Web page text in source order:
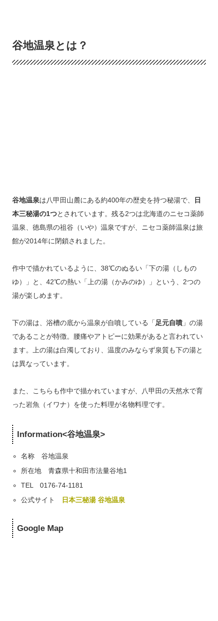
谷地温泉とは？
谷地温泉は八甲田山麓にある約400年の歴史を持つ秘湯で、
日
本三秘湯の1つとされています。残る2つは北海道のニセコ薬師
温泉、徳島県の祖谷（いや）温泉ですが、ニセコ薬師温泉は旅
館が2014年に閉鎖されました。
作中で描かれているように、38℃のぬるい「下の湯（しもの
ゆ）」と、42℃の熱い「上の湯（かみのゆ）」という、2つの
湯が楽しめます。
下の湯は、浴槽の底から温泉が自噴している「 足元自噴」の湯
であることが特徴。腰痛やアトピーに効果があると言われてい
ます。上の湯は白濁しており、温度のみならず泉質も下の湯と
は異なっています。
また、こちらも作中で描かれていますが、八甲田の天然水で育
った岩魚（イワナ）を使った料理が名物料理です。
Information<谷地温泉>
名称 谷地温泉
所在地 青森県十和田市法量谷地1
TEL 0176-74-1181
公式サイト
日本三秘湯 谷地温泉
Google Map